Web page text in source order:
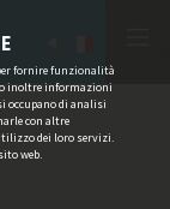
fornire funzionalità
inoltre informazioni
occupano di analisi
con altre
dei loro servizi.
web.